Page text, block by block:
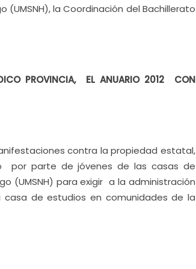
(UMSNH), la Coordinación del Bachillerato
PROVINCIA, EL ANUARIO 2012 CON
contra la propiedad estatal,
por parte de jóvenes de las casas de
(UMSNH) para exigir a la administración
casa de estudios en comunidades de la